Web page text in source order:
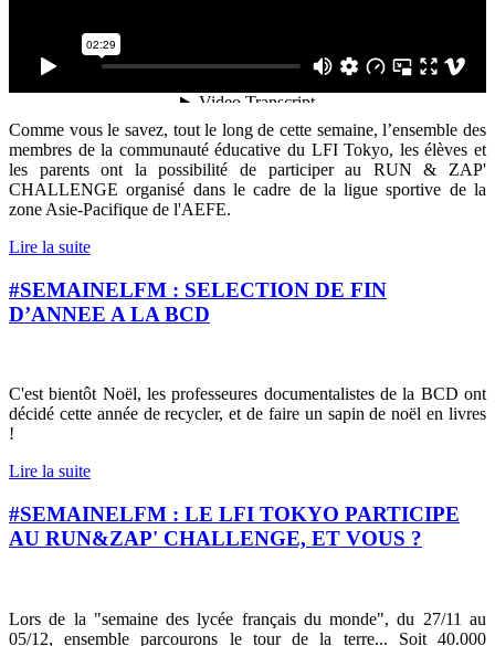
Comme vous le savez, tout le long de cette semaine, l’ensemble des
membres de la communauté éducative du LFI Tokyo, les élèves et
les parents ont la possibilité de participer au RUN & ZAP'
CHALLENGE organisé dans le cadre de la ligue sportive de la
zone Asie-Pacifique de l'AEFE.
Lire la suite
#SEMAINELFM : SELECTION DE FIN
D’ANNEE A LA BCD
C'est bientôt Noël, les professeures documentalistes de la BCD ont
décidé cette année de recycler, et de faire un sapin de noël en livres
!
Lire la suite
#SEMAINELFM : LE LFI TOKYO PARTICIPE
AU RUN&ZAP' CHALLENGE, ET VOUS ?
Lors de la "semaine des lycée français du monde", du 27/11 au
05/12, ensemble parcourons le tour de la terre... Soit 40.000